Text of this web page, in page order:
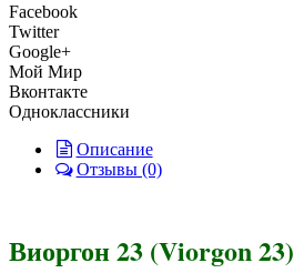
Facebook
Twitter
Google+
Мой Мир
Вконтакте
Одноклассники
Описание
Отзывы (0)
Виоргон 23 (Viorgon 23)